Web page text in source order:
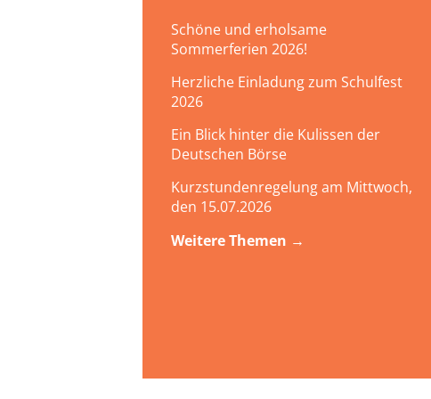
Schöne und erholsame
Sommerferien 2026!
Herzliche Einladung zum Schulfest
2026
Ein Blick hinter die Kulissen der
Deutschen Börse
Kurzstundenregelung am Mittwoch,
den 15.07.2026
Weitere Themen →